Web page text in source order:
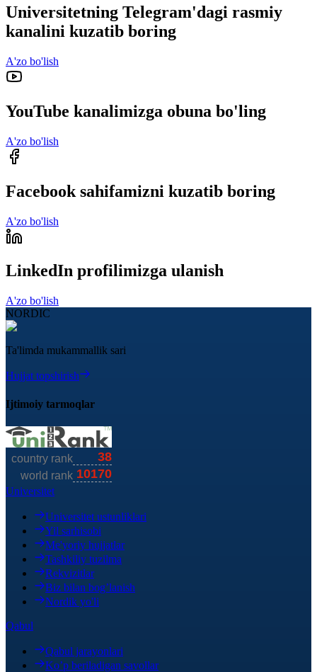
Universitetning Telegram'dagi rasmiy
kanalini kuzatib boring
A'zo bo'lish
YouTube kanalimizga obuna bo'ling
A'zo bo'lish
Facebook sahifamizni kuzatib boring
A'zo bo'lish
LinkedIn profilimizga ulanish
A'zo bo'lish
NORDIC
Ta'limda mukammallik sari
Hujjat topshirish
Ijtimoiy tarmoqlar
Universitet
Universitet ustunliklari
Yil sarhisobi
Me'yoriy hujjatlar
Tashkiliy tuzilma
Rekvizitlar
Biz bilan bog’lanish
Nordik yo'li
Qabul
Qabul jarayonlari
Ko’p beriladigan savollar